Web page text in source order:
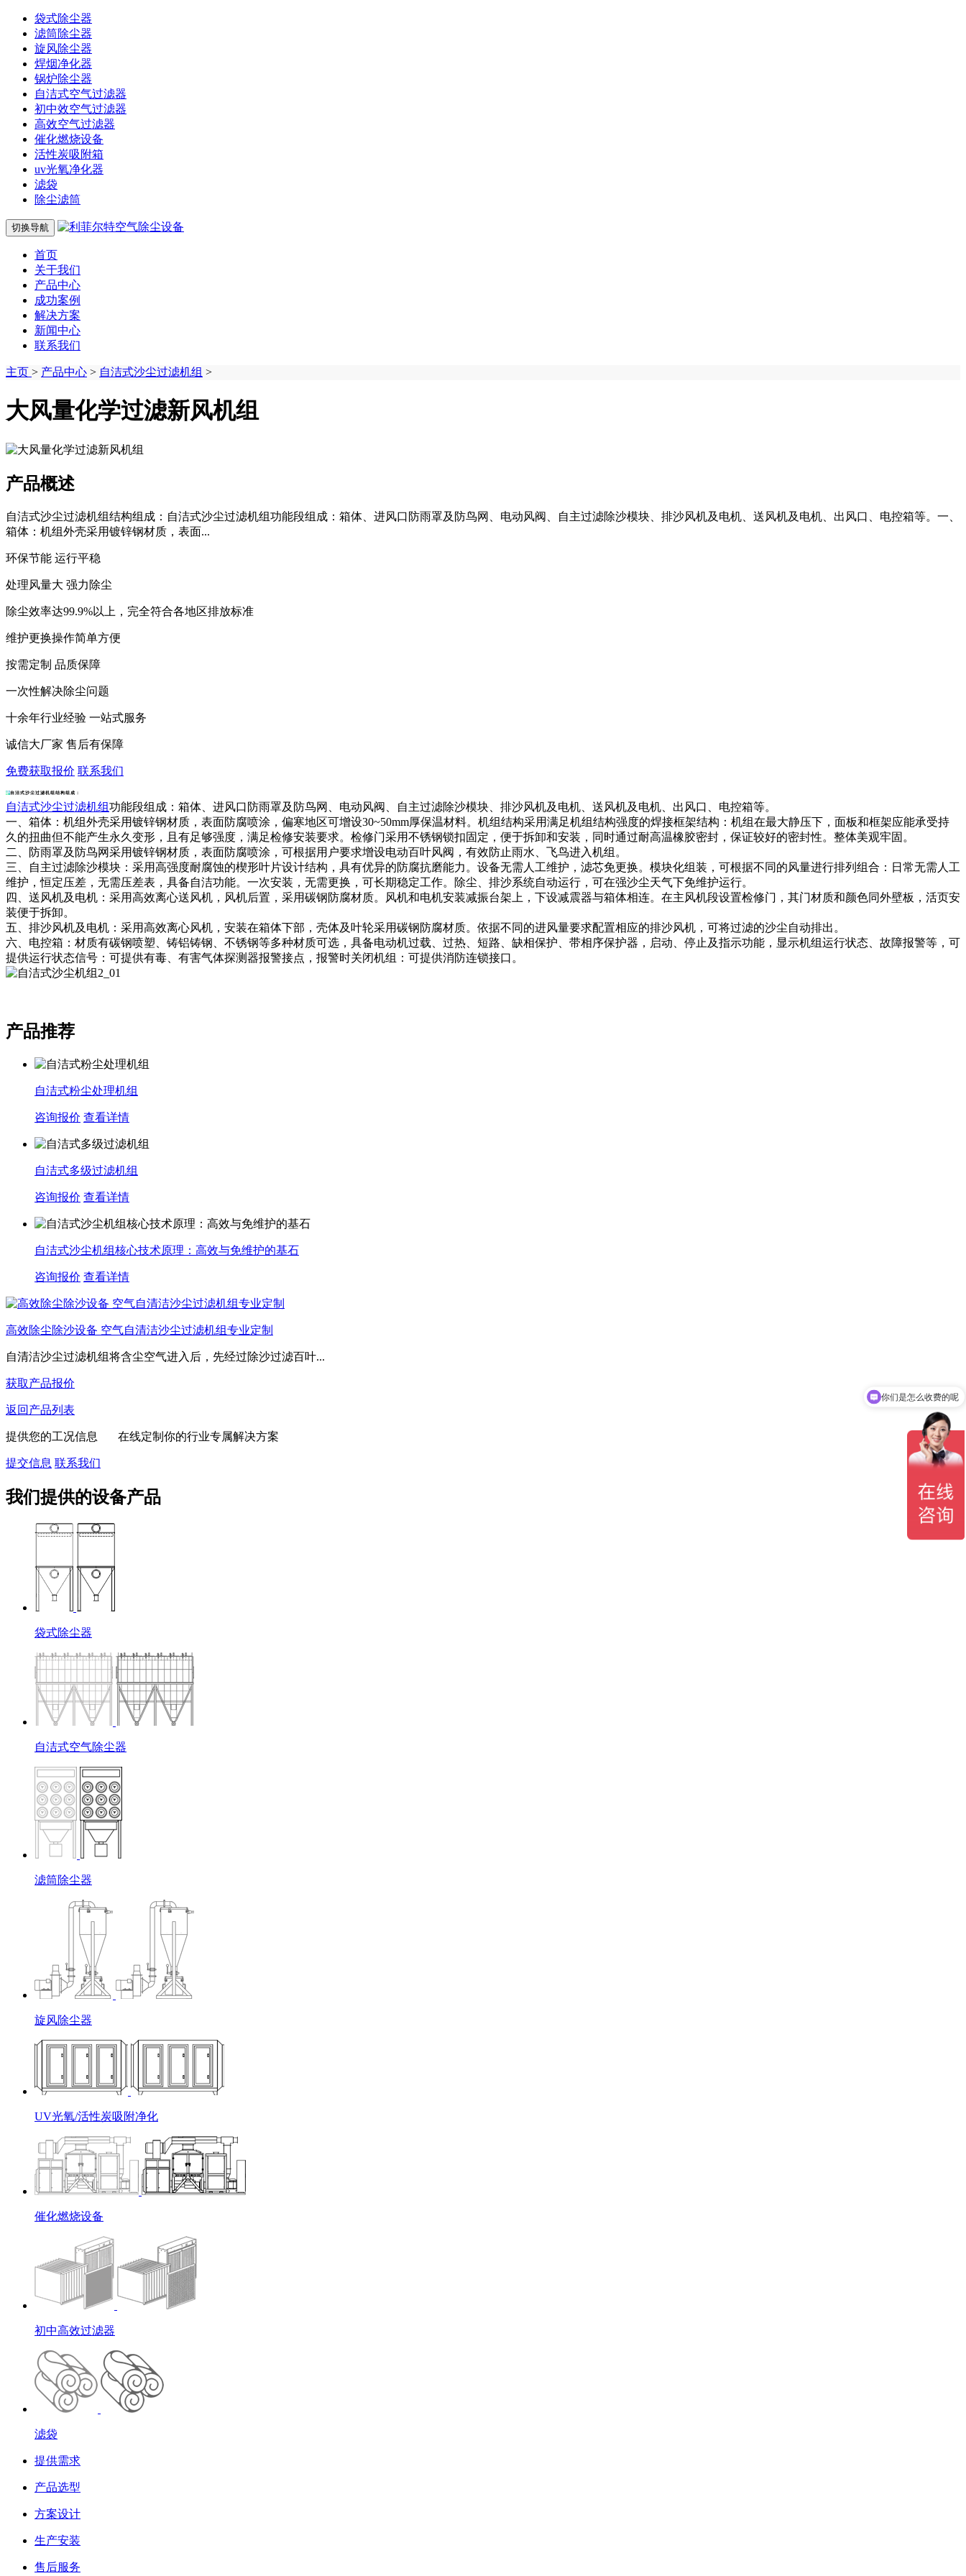
袋式除尘器
滤筒除尘器
旋风除尘器
焊烟净化器
锅炉除尘器
自洁式空气过滤器
初中效空气过滤器
高效空气过滤器
催化燃烧设备
活性炭吸附箱
uv光氧净化器
滤袋
除尘滤筒
切换导航
首页
关于我们
产品中心
成功案例
解决方案
新闻中心
联系我们
主页 > 产品中心 > 自洁式沙尘过滤机组 >
大风量化学过滤新风机组
产品概述
自洁式沙尘过滤机组结构组成：自洁式沙尘过滤机组功能段组成：箱体、进风口防雨罩及防鸟网、电动风阀、自主过滤除沙模块、排沙风机及电机、送风机及电机、出风口、电控箱等。一、
箱体：机组外壳采用镀锌钢材质，表面...
环保节能 运行平稳
处理风量大 强力除尘
除尘效率达99.9%以上，完全符合各地区排放标准
维护更换操作简单方便
按需定制 品质保障
一次性解决除尘问题
十余年行业经验 一站式服务
诚信大厂家 售后有保障
免费获取报价 联系我们
自洁式沙尘过滤机组结构组成：
自洁式沙尘过滤机组功能段组成：箱体、进风口防雨罩及防鸟网、电动风阀、自主过滤除沙模块、排沙风机及电机、送风机及电机、出风口、电控箱等。
一、箱体：机组外壳采用镀锌钢材质，表面防腐喷涂，偏寒地区可增设30~50mm厚保温材料。机组结构采用满足机组结构强度的焊接框架结构：机组在最大静压下，面板和框架应能承受持
久的扭曲但不能产生永久变形，且有足够强度，满足检修安装要求。检修门采用不锈钢锁扣固定，便于拆卸和安装，同时通过耐高温橡胶密封，保证较好的密封性。整体美观牢固。
二、防雨罩及防鸟网采用镀锌钢材质，表面防腐喷涂，可根据用户要求增设电动百叶风阀，有效防止雨水、飞鸟进入机组。
三、自主过滤除沙模块：采用高强度耐腐蚀的楔形叶片设计结构，具有优异的防腐抗磨能力。设备无需人工维护，滤芯免更换。模块化组装，可根据不同的风量进行排列组合：日常无需人工
维护，恒定压差，无需压差表，具备自洁功能。一次安装，无需更换，可长期稳定工作。除尘、排沙系统自动运行，可在强沙尘天气下免维护运行。
四、送风机及电机：采用高效离心送风机，风机后置，采用碳钢防腐材质。风机和电机安装减振台架上，下设减震器与箱体相连。在主风机段设置检修门，其门材质和颜色同外壁板，活页安
装便于拆卸。
五、排沙风机及电机：采用高效离心风机，安装在箱体下部，壳体及叶轮采用碳钢防腐材质。依据不同的进风量要求配置相应的排沙风机，可将过滤的沙尘自动排出。
六、电控箱：材质有碳钢喷塑、铸铝铸钢、不锈钢等多种材质可选，具备电动机过载、过热、短路、缺相保护、带相序保护器，启动、停止及指示功能，显示机组运行状态、故障报警等，可
提供运行状态信号：可提供有毒、有害气体探测器报警接点，报警时关闭机组：可提供消防连锁接口。
产品推荐
自洁式粉尘处理机组
咨询报价 查看详情
自洁式多级过滤机组
咨询报价 查看详情
自洁式沙尘机组核心技术原理：高效与免维护的基石
咨询报价 查看详情
高效除尘除沙设备 空气自清洁沙尘过滤机组专业定制
自清洁沙尘过滤机组​将含尘空气进入后，先经过‌除沙过滤百叶‌...
获取产品报价
返回产品列表
提供您的工况信息 在线定制你的行业专属解决方案
提交信息 联系我们
我们提供的设备产品
袋式除尘器
自洁式空气除尘器
滤筒除尘器
旋风除尘器
UV光氧/活性炭吸附净化
催化燃烧设备
初中高效过滤器
滤袋
提供需求
产品选型
方案设计
生产安装
售后服务
你们是怎么收费的呢